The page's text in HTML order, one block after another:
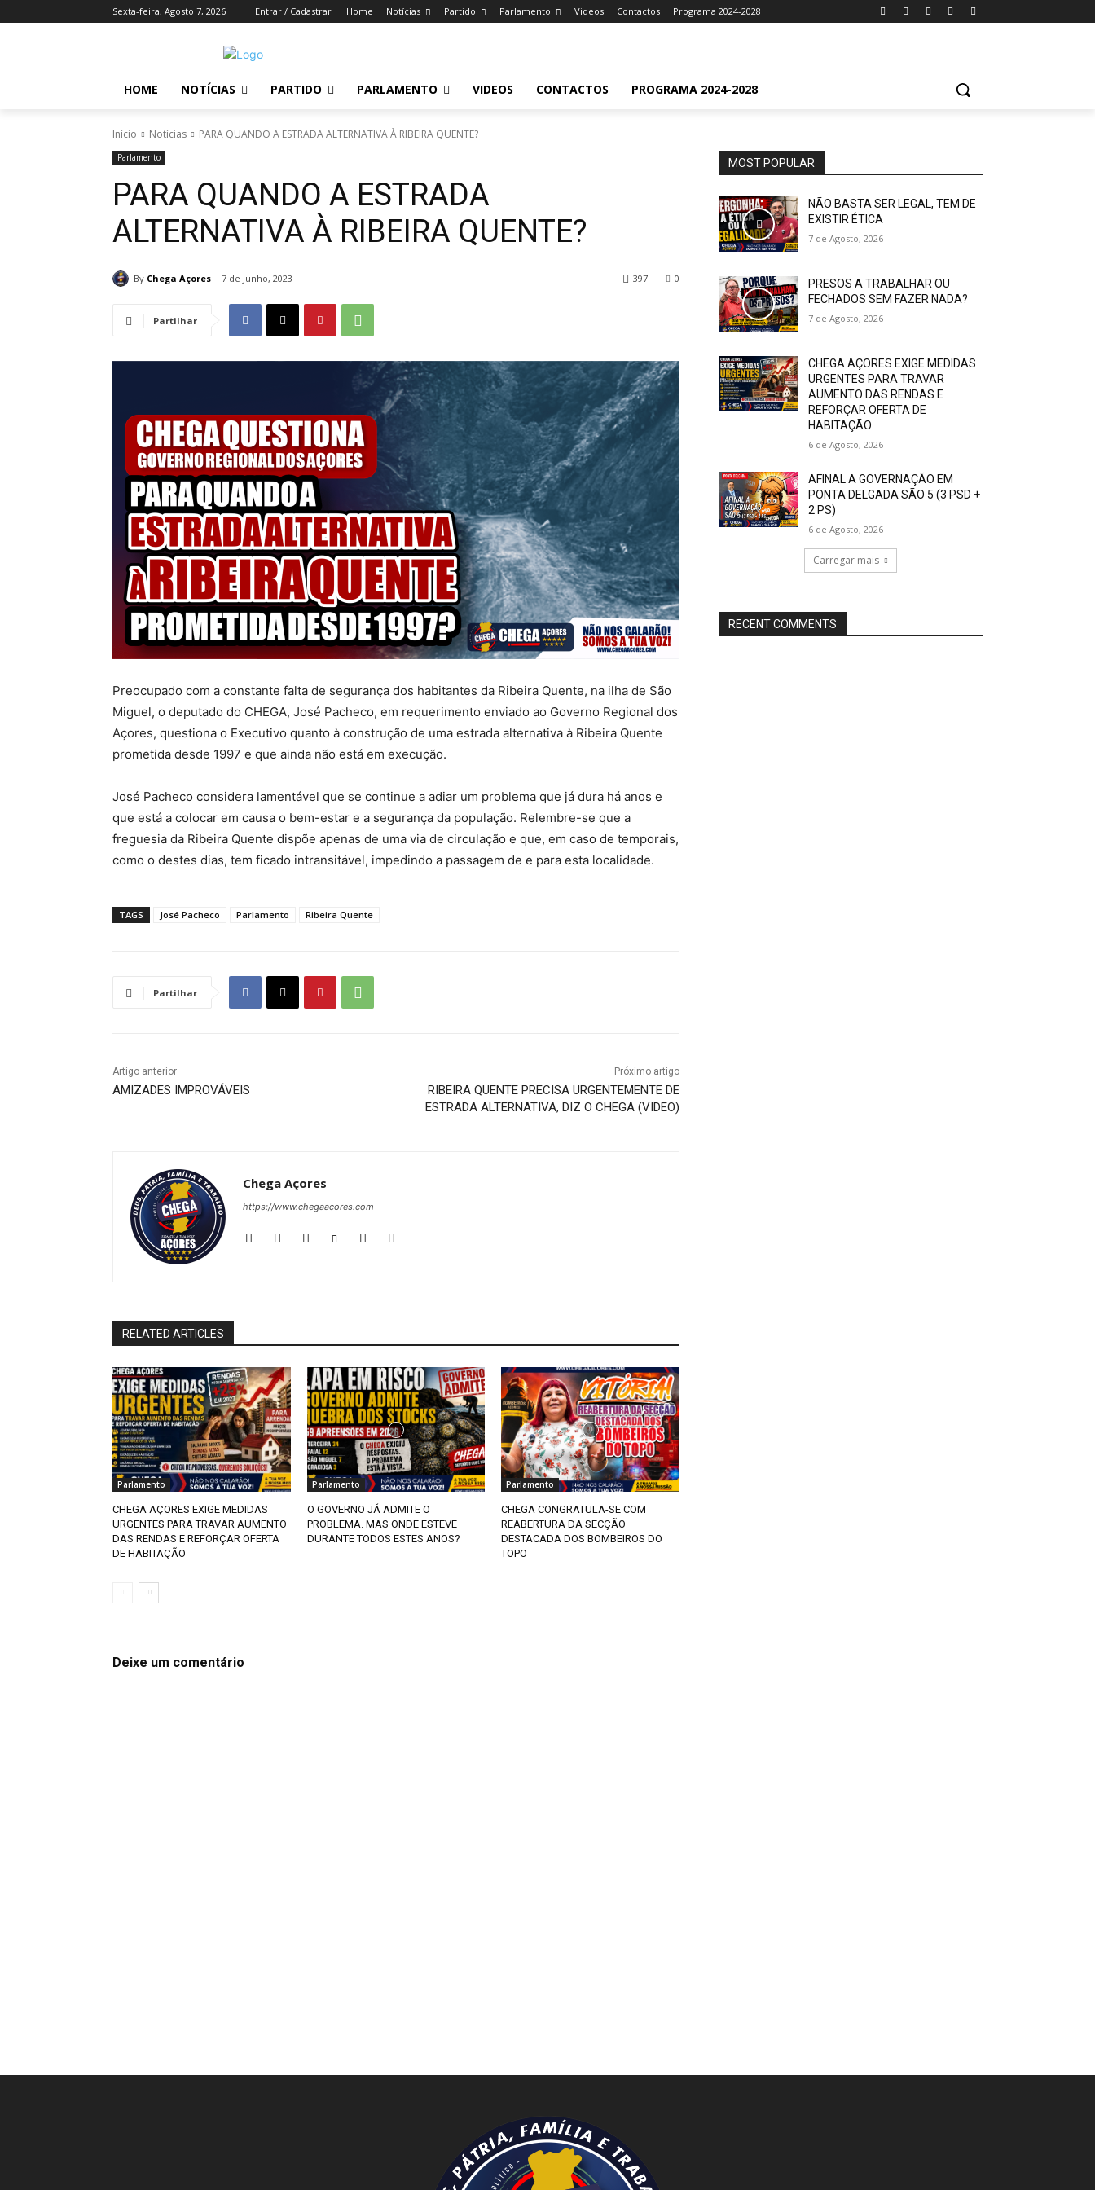
Sexta-feira, Agosto 7, 2026 Entrar / Cadastrar Home Notícias Partido Parlamento Videos Contactos Programa 2024-2028
HOME NOTÍCIAS PARTIDO PARLAMENTO VIDEOS CONTACTOS PROGRAMA 2024-2028
Início Notícias PARA QUANDO A ESTRADA ALTERNATIVA À RIBEIRA QUENTE?
Parlamento
PARA QUANDO A ESTRADA
ALTERNATIVA À RIBEIRA QUENTE?
By Chega Açores 7 de Junho, 2023 0
397
Partilhar
Preocupado com a constante falta de segurança dos habitantes da Ribeira Quente, na ilha de São
Miguel, o deputado do CHEGA, José Pacheco, em requerimento enviado ao Governo Regional dos
Açores, questiona o Executivo quanto à construção de uma estrada alternativa à Ribeira Quente
prometida desde 1997 e que ainda não está em execução.
José Pacheco considera lamentável que se continue a adiar um problema que já dura há anos e
que está a colocar em causa o bem-estar e a segurança da população. Relembre-se que a
freguesia da Ribeira Quente dispõe apenas de uma via de circulação e que, em caso de temporais,
como o destes dias, tem ficado intransitável, impedindo a passagem de e para esta localidade.
TAGS José Pacheco Parlamento Ribeira Quente
Partilhar
Artigo anterior
AMIZADES IMPROVÁVEIS
Próximo artigo
RIBEIRA QUENTE PRECISA URGENTEMENTE DE
ESTRADA ALTERNATIVA, DIZ O CHEGA (VIDEO)
Chega Açores
https://www.chegaacores.com
RELATED ARTICLES
Parlamento
CHEGA AÇORES EXIGE MEDIDAS
URGENTES PARA TRAVAR AUMENTO
DAS RENDAS E REFORÇAR OFERTA
DE HABITAÇÃO
Parlamento
O GOVERNO JÁ ADMITE O
PROBLEMA. MAS ONDE ESTEVE
DURANTE TODOS ESTES ANOS?
Parlamento
CHEGA CONGRATULA-SE COM
REABERTURA DA SECÇÃO
DESTACADA DOS BOMBEIROS DO
TOPO
Deixe um comentário
MOST POPULAR
NÃO BASTA SER LEGAL, TEM DE
EXISTIR ÉTICA
7 de Agosto, 2026
PRESOS A TRABALHAR OU
FECHADOS SEM FAZER NADA?
7 de Agosto, 2026
CHEGA AÇORES EXIGE MEDIDAS
URGENTES PARA TRAVAR
AUMENTO DAS RENDAS E
REFORÇAR OFERTA DE
HABITAÇÃO
6 de Agosto, 2026
AFINAL A GOVERNAÇÃO EM
PONTA DELGADA SÃO 5 (3 PSD +
2 PS)
6 de Agosto, 2026
Carregar mais
RECENT COMMENTS